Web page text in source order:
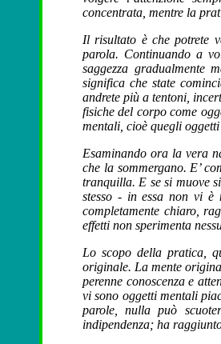
concentrata, mentre la
Il risultato è che potrete
parola. Continuando a
saggezza gradualmente
significa che state
andrete più a tentoni,
fisiche del corpo come
mentali, cioè quegli
Esaminando ora la vera
che la sommergano. E’
tranquilla. E se si muove
stesso - in essa non vi è
completamente chiaro,
effetti non sperimenta
Lo scopo della pratica,
originale. La mente
perenne conoscenza e
vi sono oggetti mentali
parole, nulla può
indipendenza; ha